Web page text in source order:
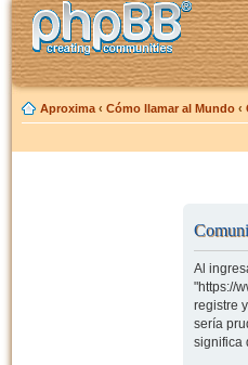
Aproxima ‹ Cómo llamar al Mundo ‹
Al
"https://
registre
sería
significa